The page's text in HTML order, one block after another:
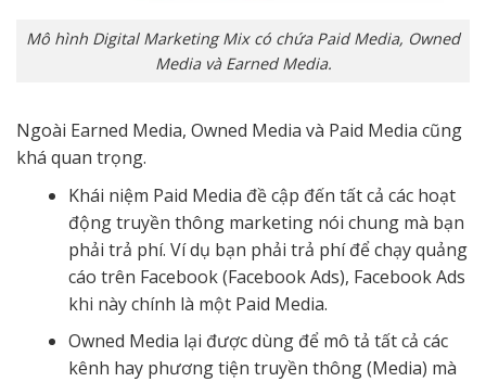
Mô hình Digital Marketing Mix có chứa Paid Media, Owned
Media và Earned Media.
Ngoài Earned Media, Owned Media và Paid Media cũng
khá quan trọng.
Khái niệm Paid Media đề cập đến tất cả các hoạt
động truyền thông marketing nói chung mà bạn
phải trả phí. Ví dụ bạn phải trả phí để chạy quảng
cáo trên Facebook (Facebook Ads), Facebook Ads
khi này chính là một Paid Media.
Owned Media lại được dùng để mô tả tất cả các
kênh hay phương tiện truyền thông (Media) mà